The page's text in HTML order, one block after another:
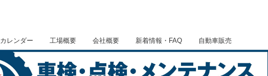
カレンダー 工場概要 会社概要 新着情報・FAQ 自動車販売